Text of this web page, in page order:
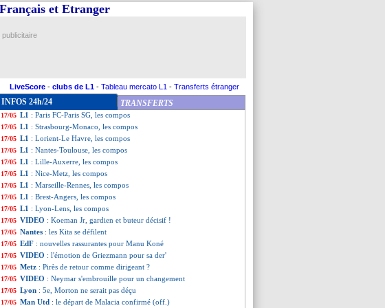
et Etranger
LiveScore - clubs de L1 - Tableau mercato L1 - Transferts étranger
INFOS 24h/24 TRANSFERTS
17/05 L1: Nantes-Toulouse définitivement arrêté
17/05 PSG
17/05 Ang.: West Ham au bord de la relégation !
17/05 PSG: un sacre célébré devant le parcage
17/05 L1 : Paris FC-Paris SG, les compos
17/05 L1 : Strasbourg-Monaco, les compos
17/05 L1 : Lorient-Le Havre, les compos
17/05 L1 : Nantes-Toulouse, les compos
17/05 L1 : Lille-Auxerre, les compos
17/05 L1 : Nice-Metz, les compos
17/05 L1 : Marseille-Rennes, les compos
17/05 L1 : Brest-Angers, les compos
17/05 L1 : Lyon-Lens, les compos
17/05 VIDEO : Koeman Jr, gardien et buteur décisif !
17/05 Nantes : les Kita se défilent
17/05 EdF : nouvelles rassurantes pour Manu Koné
17/05 VIDEO : l'émotion de Griezmann pour sa der'
17/05 Metz : Pirès de retour comme dirigeant ?
17/05 VIDEO : Neymar s'embrouille pour un changement
17/05 Lyon : 5e, Morton ne serait pas déçu
17/05 Man Utd : le départ de Malacia confirmé (off.)